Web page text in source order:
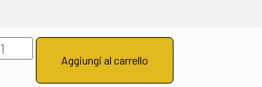
Aggiungi al carrello